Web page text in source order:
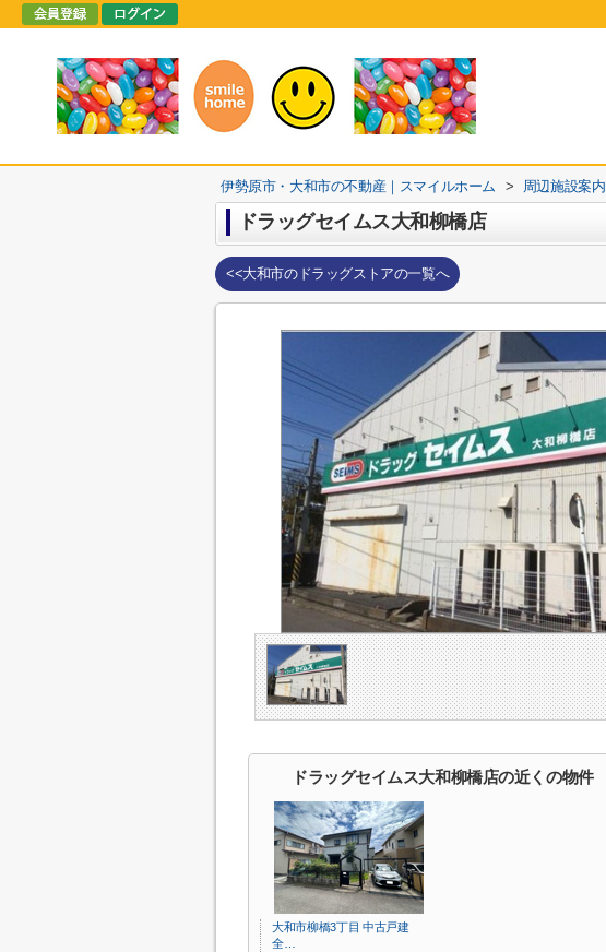
伊勢原市・大和市の不動産｜スマイルホーム > 周辺施設案内
ドラッグセイムス大和柳橋店
<<大和市のドラッグストアの一覧へ
ドラッグセイムス大和柳橋店の近くの物件
大和市柳橋3丁目 中古戸建
全…